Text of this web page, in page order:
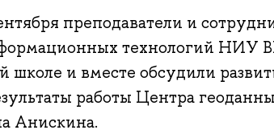
преподаватели и
технологий НИУ
школе и вместе обсудили
работы Центра
Анискина.